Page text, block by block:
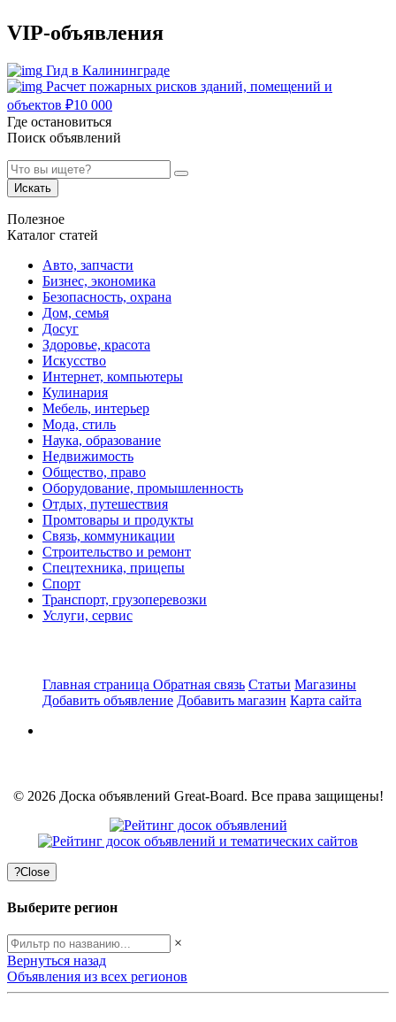
VIP-объявления
Гид в Калининграде
Расчет пожарных рисков зданий, помещений и
объектов ₽10 000
Где остановиться
Поиск объявлений
Искать
Полезное
Каталог статей
Авто, запчасти
Бизнес, экономика
Безопасность, охрана
Дом, семья
Досуг
Здоровье, красота
Искусство
Интернет, компьютеры
Кулинария
Мебель, интерьер
Мода, стиль
Наука, образование
Недвижимость
Общество, право
Оборудование, промышленность
Отдых, путешествия
Промтовары и продукты
Связь, коммуникации
Строительство и ремонт
Спецтехника, прицепы
Спорт
Транспорт, грузоперевозки
Услуги, сервис
Главная страница Обратная связь Статьи Магазины
Добавить объявление Добавить магазин Карта сайта
© 2026 Доска объявлений Great-Board. Все права защищены!
?Close
Выберите регион
×
Вернуться назад
Объявления из всех регионов